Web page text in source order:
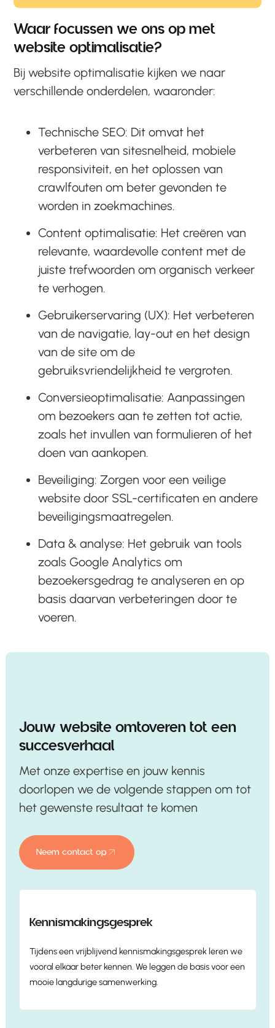
Waar focussen we ons op met
website optimalisatie?
Bij website optimalisatie kijken we naar
verschillende onderdelen, waaronder:
Technische SEO: Dit omvat het
verbeteren van sitesnelheid, mobiele
responsiviteit, en het oplossen van
crawlfouten om beter gevonden te
worden in zoekmachines.
Content optimalisatie: Het creëren van
relevante, waardevolle content met de
juiste trefwoorden om organisch verkeer
te verhogen.
Gebruikerservaring (UX): Het verbeteren
van de navigatie, lay-out en het design
van de site om de
gebruiksvriendelijkheid te vergroten.
Conversieoptimalisatie: Aanpassingen
om bezoekers aan te zetten tot actie,
zoals het invullen van formulieren of het
doen van aankopen.
Beveiliging: Zorgen voor een veilige
website door SSL-certificaten en andere
beveiligingsmaatregelen.
Data & analyse: Het gebruik van tools
zoals Google Analytics om
bezoekersgedrag te analyseren en op
basis daarvan verbeteringen door te
voeren.
Jouw website omtoveren tot een
succesverhaal
Met onze expertise en jouw kennis
doorlopen we de volgende stappen om tot
het gewenste resultaat te komen
Neem contact op
Kennismakingsgesprek
Tijdens een vrijblijvend kennismakingsgesprek leren we
vooral elkaar beter kennen. We leggen de basis voor een
mooie langdurige samenwerking.